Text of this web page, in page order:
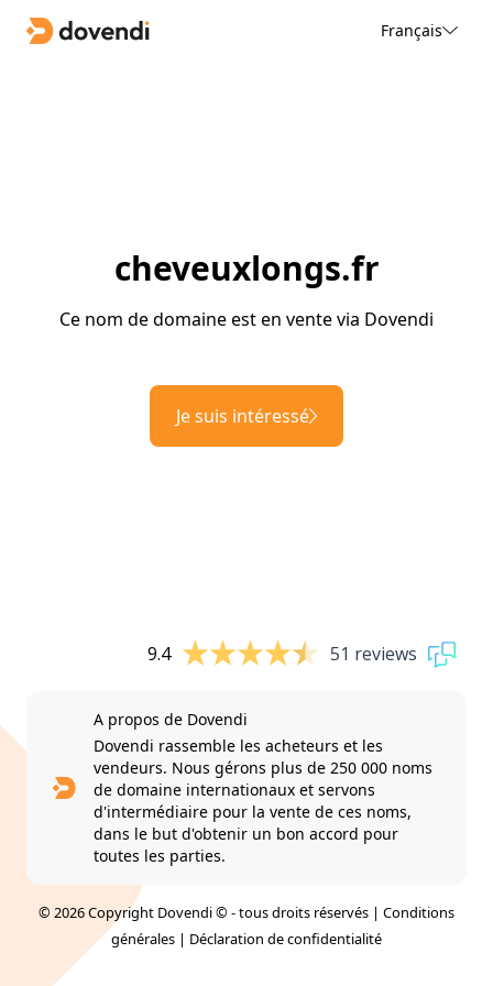
Français
cheveuxlongs.fr
Ce nom de domaine est en vente via Dovendi
Je suis intéressé
9.4 51 reviews
A propos de Dovendi
Dovendi rassemble les acheteurs et les
vendeurs. Nous gérons plus de 250 000 noms
de domaine internationaux et servons
d'intermédiaire pour la vente de ces noms,
dans le but d'obtenir un bon accord pour
toutes les parties.
© 2026 Copyright Dovendi © - tous droits réservés | Conditions
générales | Déclaration de confidentialité